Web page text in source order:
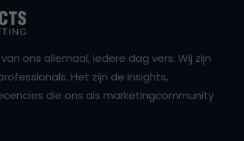
ons allemaal, iedere dag vers. Wij zijn
Het zijn de insights,
die ons als marketingcommunity